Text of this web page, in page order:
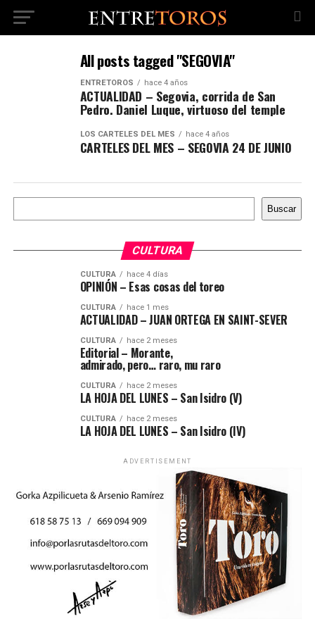
All posts tagged "SEGOVIA"
ENTRETOROS hace 4 años
ACTUALIDAD – Segovia, corrida de San
Pedro. Daniel Luque, virtuoso del temple
LOS CARTELES DEL MES hace 4 años
CARTELES DEL MES – SEGOVIA 24 DE JUNIO
Buscar
Buscar
CULTURA
CULTURA hace 4 días
OPINIÓN – Esas cosas del toreo
CULTURA hace 1 mes
ACTUALIDAD – JUAN ORTEGA EN SAINT-SEVER
CULTURA hace 2 meses
Editorial – Morante,
admirado, pero… raro, mu raro
CULTURA hace 2 meses
LA HOJA DEL LUNES – San Isidro (V)
CULTURA hace 2 meses
LA HOJA DEL LUNES – San Isidro (IV)
ADVERTISEMENT